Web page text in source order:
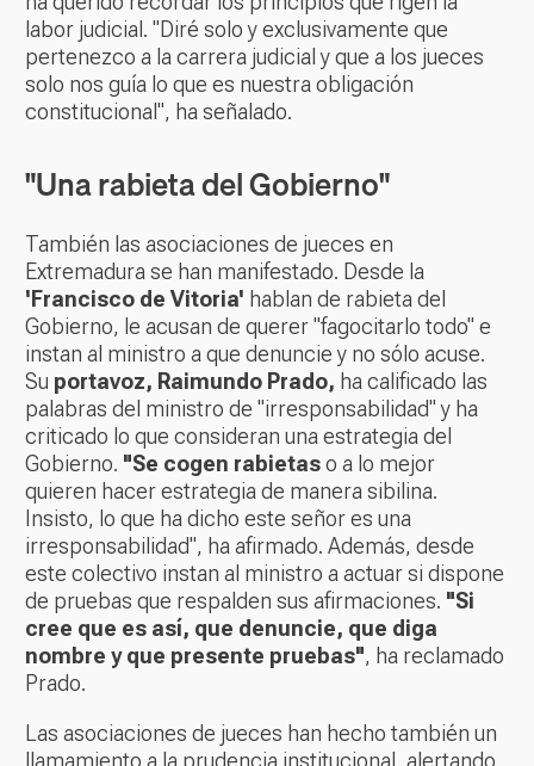
labor judicial. "Diré solo y exclusivamente que
pertenezco a la carrera judicial y que a los jueces
solo nos guía lo que es nuestra obligación
constitucional", ha señalado.
"Una rabieta del Gobierno"
También las asociaciones de jueces en
Extremadura se han manifestado. Desde la
'Francisco de Vitoria' hablan de rabieta del
Gobierno, le acusan de querer "fagocitarlo todo" e
instan al ministro a que denuncie y no sólo acuse.
Su portavoz, Raimundo Prado, ha calificado las
palabras del ministro de "irresponsabilidad" y ha
criticado lo que consideran una estrategia del
Gobierno. "Se cogen rabietaso a lo mejor
quieren hacer estrategia de manera sibilina.
Insisto, lo que ha dicho este señor es una
irresponsabilidad", ha afirmado. Además, desde
este colectivo instan al ministro a actuar si dispone
de pruebas que respalden sus afirmaciones. "Si
cree que es así, que denuncie, que diga
nombre y que presente pruebas", ha reclamado
Prado.
Las asociaciones de jueces han hecho también un
llamamiento a la prudencia institucional, alertando